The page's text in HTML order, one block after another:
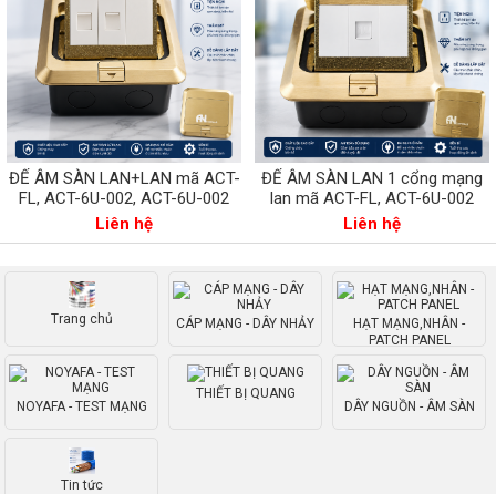
ĐẾ ÂM SÀN LAN+LAN mã ACT-
FL, ACT-6U-002, ACT-6U-002
Liên hệ
ĐẾ ÂM SÀN LAN 1 cổng mạng
lan mã ACT-FL, ACT-6U-002
Liên hệ
Trang chủ CÁP MẠNG - DÂY NHẢY
HẠT MẠNG,NHÂN -
PATCH PANEL
NOYAFA - TEST MẠNG
THIẾT BỊ QUANG
DÂY NGUỒN - ÂM SÀN
Tin tức